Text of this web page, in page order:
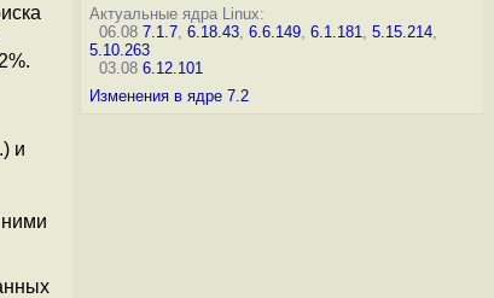
и
ними
Актуальные ядра Linux:
06.08 7.1.7, 6.18.43, 6.6.149, 6.1.181, 5.15.214,
5.10.263
03.08 6.12.101
Изменения в ядре 7.2